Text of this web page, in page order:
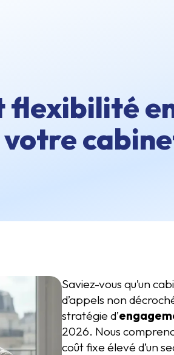
flexibilité
Saviez-vous qu’un
d’appels non
stratégie d’
2026. Nous
coût fixe élevé d’un